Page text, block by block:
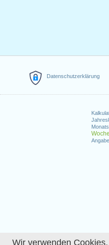
Wir verwenden
Datenschutzerklärung